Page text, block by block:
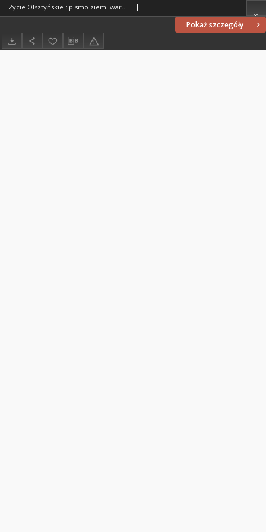
Pokaż szczegóły
Życie Olsztyńskie : pismo ziemi warmińsko-mazurskiej, 1952, nr 3